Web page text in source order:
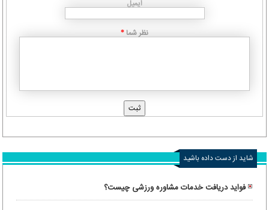
ایمیل
نظر شما *
شاید از دست داده باشید
فواید دریافت خدمات مشاوره ورزشی چیست؟